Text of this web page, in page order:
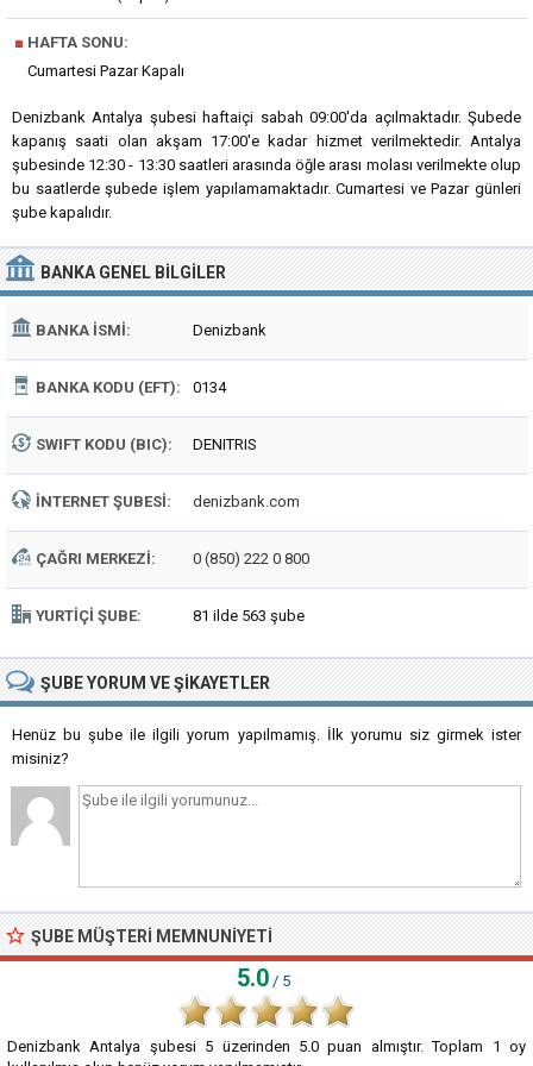
■ HAFTA SONU:
Cumartesi Pazar Kapalı
Denizbank Antalya şubesi haftaiçi sabah 09:00'da açılmaktadır. Şubede
kapanış saati olan akşam 17:00'e kadar hizmet verilmektedir. Antalya
şubesinde 12:30 - 13:30 saatleri arasında öğle arası molası verilmekte olup
bu saatlerde şubede işlem yapılamamaktadır. Cumartesi ve Pazar günleri
şube kapalıdır.
BANKA GENEL BILGILER
BANKA İSMI: Denizbank
BANKA KODU (EFT): 0134
SWIFT KODU (BIC): DENITRIS
İNTERNET ŞUBESI: denizbank.com
ÇAĞRI MERKEZI: 0 (850) 222 0 800
YURTIÇI ŞUBE: 81 ilde 563 şube
ŞUBEYORUM VE ŞIKAYETLER
Henüz bu şube ile ilgili yorum yapılmamış. İlk yorumu siz girmek ister
misiniz?
ŞUBE MÜŞTERI MEMNUNIYETI
5.0 / 5
Denizbank Antalya şubesi 5 üzerinden 5.0 puan almıştır. Toplam 1 oy